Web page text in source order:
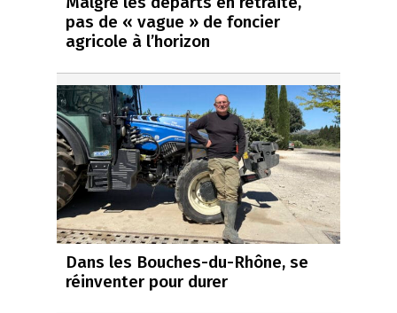
pas de « vague » de foncier
agricole à l’horizon
Dans les Bouches-du-Rhône, se
réinventer pour durer